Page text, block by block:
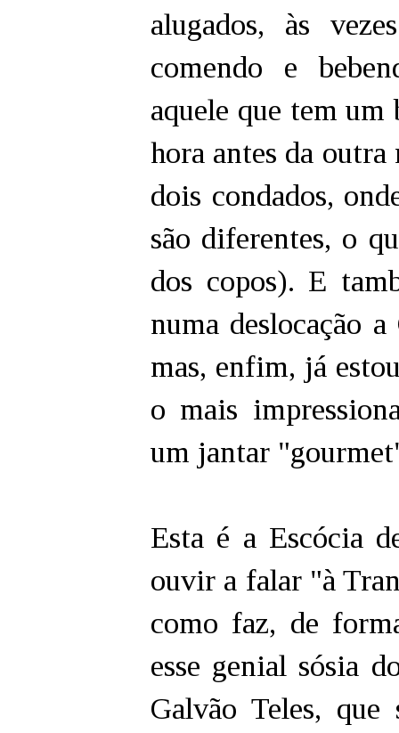
alugados, às
comendo e
aquele que tem um
hora antes da
dois condados,
são diferentes, o
dos copos). E
numa deslocação
mas, enfim, já
o mais
um jantar
Esta é a Escócia
ouvir a falar "à
como faz, de
esse genial sósia
Galvão Teles,